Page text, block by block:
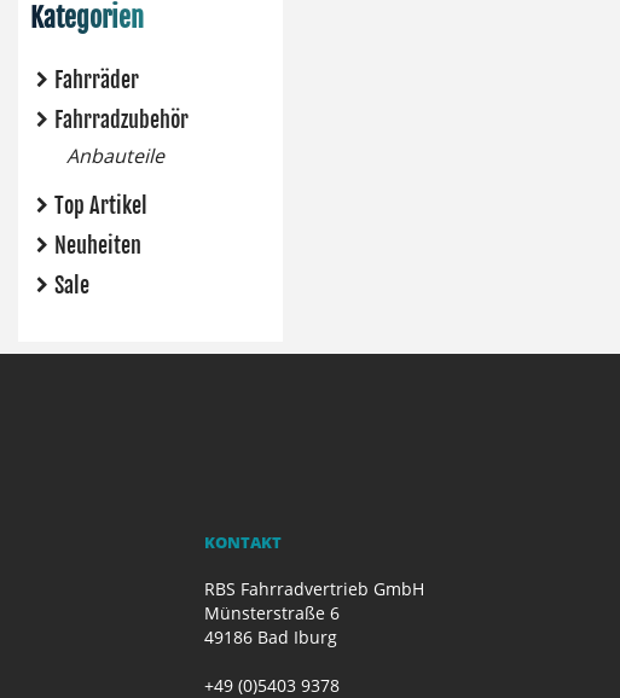
Kategorien
Fahrräder
Fahrradzubehör
Anbauteile
Top Artikel
Neuheiten
Sale
KONTAKT
RBS Fahrradvertrieb GmbH
Münsterstraße 6
49186 Bad Iburg
+49 (0)5403 9378